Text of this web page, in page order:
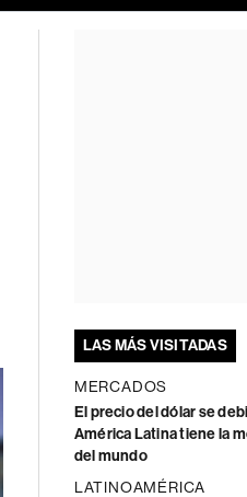
LAS MÁS VISITADAS
MERCADOS
El precio del dólar se
América Latina tiene la
del mundo
LATINOAMÉRICA